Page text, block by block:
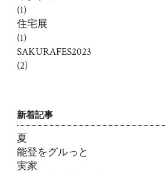
(1)
住宅展
(1)
SAKURAFES2023
(2)
新着記事
夏
能登をグルっと
実家